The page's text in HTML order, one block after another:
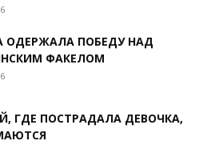
ОДЕРЖАЛА ПОБЕДУ НАД
ФАКЕЛОМ
ГДЕ ПОСТРАДАЛА ДЕВОЧКА,